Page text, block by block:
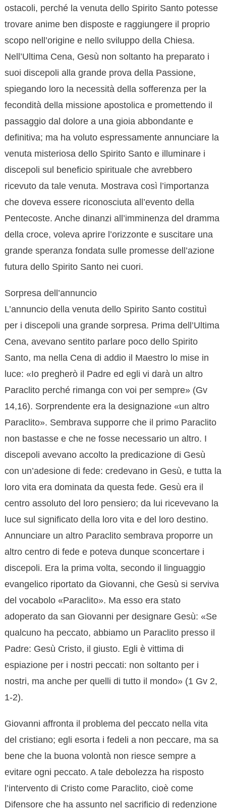
ostacoli, perché la venuta dello Spirito Santo potesse
trovare anime ben disposte e raggiungere il proprio
scopo nell’origine e nello sviluppo della Chiesa.
Nell’Ultima Cena, Gesù non soltanto ha preparato i
suoi discepoli alla grande prova della Passione,
spiegando loro la necessità della sofferenza per la
fecondità della missione apostolica e promettendo il
passaggio dal dolore a una gioia abbondante e
definitiva; ma ha voluto espressamente annunciare la
venuta misteriosa dello Spirito Santo e illuminare i
discepoli sul beneficio spirituale che avrebbero
ricevuto da tale venuta. Mostrava così l’importanza
che doveva essere riconosciuta all’evento della
Pentecoste. Anche dinanzi all’imminenza del dramma
della croce, voleva aprire l’orizzonte e suscitare una
grande speranza fondata sulle promesse dell’azione
futura dello Spirito Santo nei cuori.
Sorpresa dell’annuncio
L’annuncio della venuta dello Spirito Santo costituì
per i discepoli una grande sorpresa. Prima dell’Ultima
Cena, avevano sentito parlare poco dello Spirito
Santo, ma nella Cena di addio il Maestro lo mise in
luce: «Io pregherò il Padre ed egli vi darà un altro
Paraclito perché rimanga con voi per sempre» (Gv
14,16). Sorprendente era la designazione «un altro
Paraclito». Sembrava supporre che il primo Paraclito
non bastasse e che ne fosse necessario un altro. I
discepoli avevano accolto la predicazione di Gesù
con un’adesione di fede: credevano in Gesù, e tutta la
loro vita era dominata da questa fede. Gesù era il
centro assoluto del loro pensiero; da lui ricevevano la
luce sul significato della loro vita e del loro destino.
Annunciare un altro Paraclito sembrava proporre un
altro centro di fede e poteva dunque sconcertare i
discepoli. Era la prima volta, secondo il linguaggio
evangelico riportato da Giovanni, che Gesù si serviva
del vocabolo «Paraclito». Ma esso era stato
adoperato da san Giovanni per designare Gesù: «Se
qualcuno ha peccato, abbiamo un Paraclito presso il
Padre: Gesù Cristo, il giusto. Egli è vittima di
espiazione per i nostri peccati: non soltanto per i
nostri, ma anche per quelli di tutto il mondo» (1 Gv 2,
1-2).
Giovanni affronta il problema del peccato nella vita
del cristiano; egli esorta i fedeli a non peccare, ma sa
bene che la buona volontà non riesce sempre a
evitare ogni peccato. A tale debolezza ha risposto
l’intervento di Cristo come Paraclito, cioè come
Difensore che ha assunto nel sacrificio di redenzione